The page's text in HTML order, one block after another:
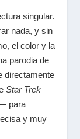
singular.
nada, y sin
el color y la
parodia de
directamente
Star Trek
para
y muy